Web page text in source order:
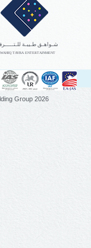
شـواهـق طـيبـة
TAYBA ENTERTAINMENT
Group 2026